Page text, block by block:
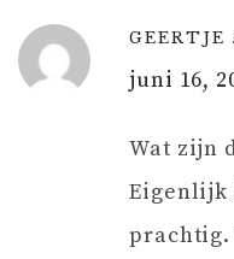
GEERTJE
juni 16,
Wat zijn
Eigenlijk
prachtig.